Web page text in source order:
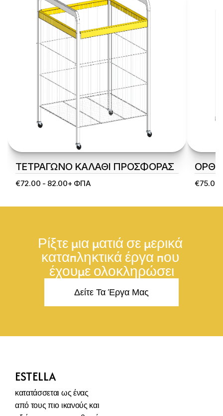
ΤΕΤΡΑΓΩΝΟ ΚΑΛΑΘΙ ΠΡΟΣΦΟΡΑΣ
€72.00 - 82.00+ ΦΠΑ €75.00
Ρίξτε μια ματιά σε μερικά
καταπληκτικά έργα που
έχουμε ολοκληρώσει
Δείτε Τα Έργα Μας
ESTELLA
κατατάσσεται ως ένας
από τους πιο ικανούς και